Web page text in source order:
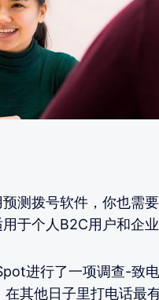
测拨号软件，你也需
于个人B2C用户和企业
进行了一项调查-致
其他日子里打电话最